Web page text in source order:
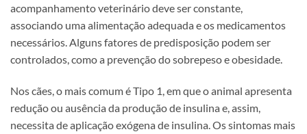
acompanhamento veterinário deve ser constante,
associando uma alimentação adequada e os medicamentos
necessários. Alguns fatores de predisposição podem ser
controlados, como a prevenção do sobrepeso e obesidade.
Nos cães, o mais comum é Tipo 1, em que o animal apresenta
redução ou ausência da produção de insulina e, assim,
necessita de aplicação exógena de insulina. Os sintomas mais